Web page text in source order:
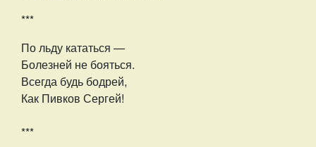
***
По льду кататься —
Болезней не бояться.
Всегда будь бодрей,
Как Пивков Сергей!
***